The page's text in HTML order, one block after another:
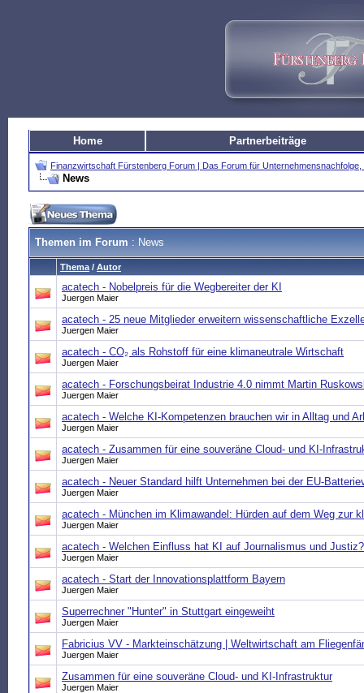
Home Partnerbeiträge
Finanzwirtschaft Fürstenberg Forum | Das Forum für
News
Themen im Forum : News
Thema / Autor
acatech - Nobelpreis für die Wegbereiter der KI
Juergen Maier
acatech - 25 neue Mitglieder erweitern wissenschaftliche
Juergen Maier
acatech - CO₂ als Rohstoff für eine klimaneutrale Wirtschaft
Juergen Maier
acatech - Forschungsbeirat Industrie 4.0 nimmt Martin
Juergen Maier
acatech - Welche KI-Kompetenzen brauchen wir in Alltag und
Juergen Maier
acatech - Zusammen für eine souveräne Cloud- und KI-
Juergen Maier
acatech - Neuer Standard hilft Unternehmen bei der EU-
Juergen Maier
acatech - München im Klimawandel: Hürden auf dem Weg zur
Juergen Maier
acatech - Welchen Einfluss hat KI auf Journalismus und Justiz?
Juergen Maier
acatech - Start der Innovationsplattform Bayern
Juergen Maier
Superrechner "Hunter" in Stuttgart eingeweiht
Juergen Maier
Fabricius VV - Markteinschätzung | Weltwirtschaft am
Juergen Maier
Zusammen für eine souveräne Cloud- und KI-Infrastruktur
Juergen Maier